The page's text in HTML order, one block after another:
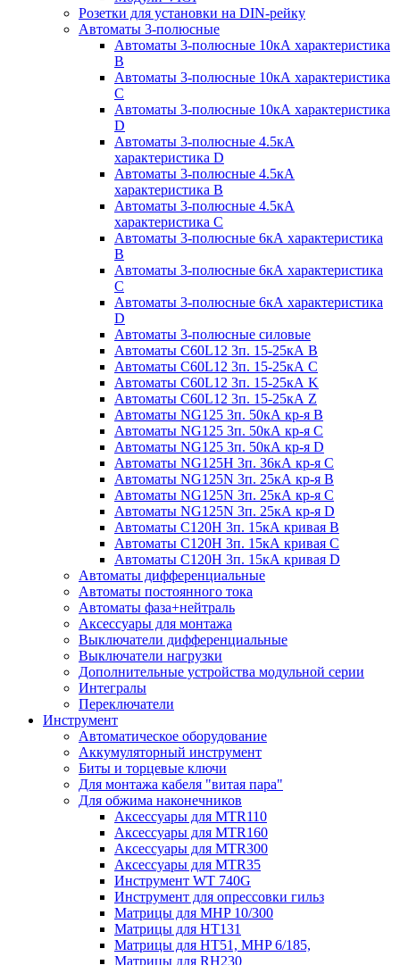
Розетки для установки на DIN-рейку
Автоматы 3-полюсные
Автоматы 3-полюсные 10кА характеристика
B
Автоматы 3-полюсные 10кА характеристика
C
Автоматы 3-полюсные 10кА характеристика
D
Автоматы 3-полюсные 4.5кА
характеристика D
Автоматы 3-полюсные 4.5кА
характеристика В
Автоматы 3-полюсные 4.5кА
характеристика С
Автоматы 3-полюсные 6кА характеристика
B
Автоматы 3-полюсные 6кА характеристика
C
Автоматы 3-полюсные 6кА характеристика
D
Автоматы 3-полюсные силовые
Автоматы C60L12 3п. 15-25кА B
Автоматы C60L12 3п. 15-25кА C
Автоматы C60L12 3п. 15-25кА K
Автоматы C60L12 3п. 15-25кА Z
Автоматы NG125 3п. 50кА кр-я B
Автоматы NG125 3п. 50кА кр-я C
Автоматы NG125 3п. 50кА кр-я D
Автоматы NG125H 3п. 36кА кр-я C
Автоматы NG125N 3п. 25кА кр-я B
Автоматы NG125N 3п. 25кА кр-я C
Автоматы NG125N 3п. 25кА кр-я D
Автоматы С120Н 3п. 15кА кривая B
Автоматы С120Н 3п. 15кА кривая C
Автоматы С120Н 3п. 15кА кривая D
Автоматы дифференциальные
Автоматы постоянного тока
Автоматы фаза+нейтраль
Аксессуары для монтажа
Выключатели дифференциальные
Выключатели нагрузки
Дополнительные устройства модульной серии
Интегралы
Переключатели
Инструмент
Автоматическое оборудование
Аккумуляторный инструмент
Биты и торцевые ключи
Для монтажа кабеля "витая пара"
Для обжима наконечников
Аксессуары для MTR110
Аксессуары для MTR160
Аксессуары для MTR300
Аксессуары для MTR35
Инструмент WT 740G
Инструмент для опрессовки гильз
Матрицы для MHP 10/300
Матрицы для НТ131
Матрицы для НТ51, MHP 6/185,
Матрицы для RH230